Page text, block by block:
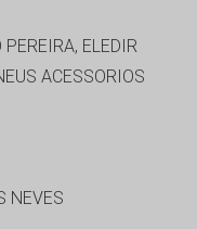
ELEDIR
ACESSORIOS
NEVES